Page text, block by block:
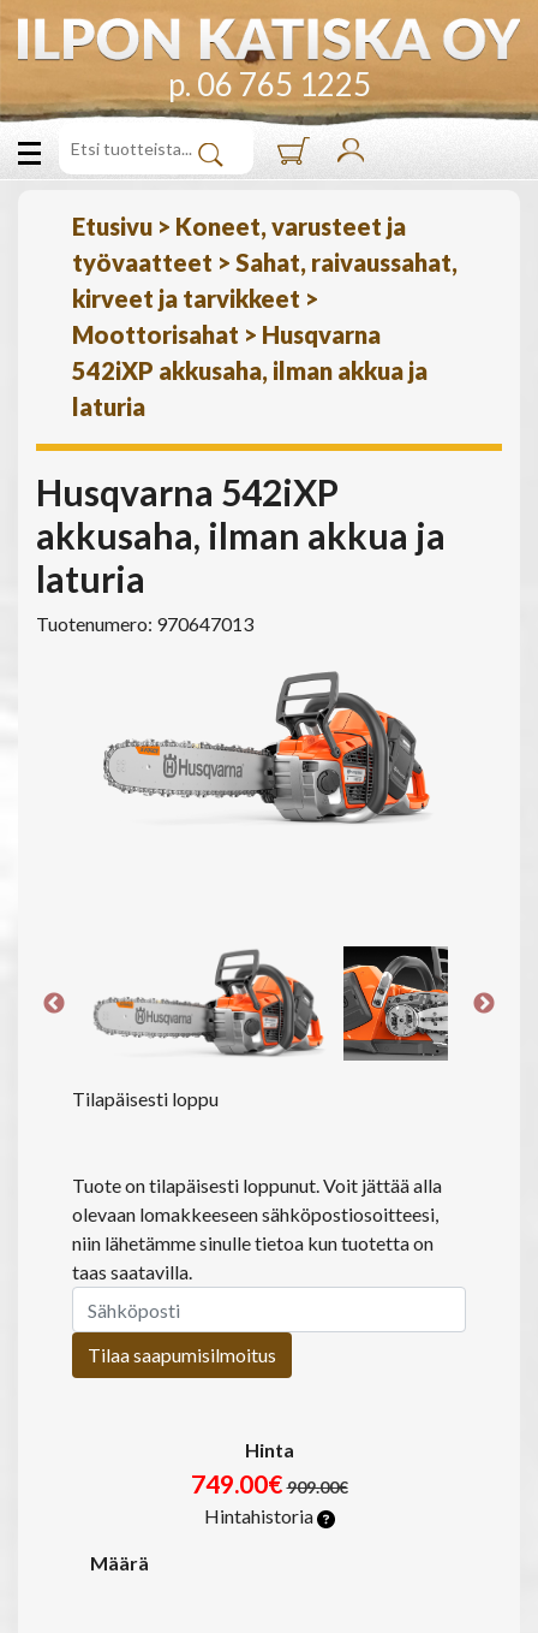
p. 06 765 1225
Etusivu > Koneet, varusteet ja
työvaatteet > Sahat, raivaussahat,
kirveet ja tarvikkeet >
Moottorisahat > Husqvarna
542iXP akkusaha, ilman akkua ja
laturia
Husqvarna 542iXP
akkusaha, ilman akkua ja
laturia
Tuotenumero: 970647013
Tilapäisesti loppu
Tuote on tilapäisesti loppunut. Voit jättää alla
olevaan lomakkeeseen sähköpostiosoitteesi,
niin lähetämme sinulle tietoa kun tuotetta on
taas saatavilla.
Tilaa saapumisilmoitus
Hinta
749.00€ 909.00€
Hintahistoria
Määrä